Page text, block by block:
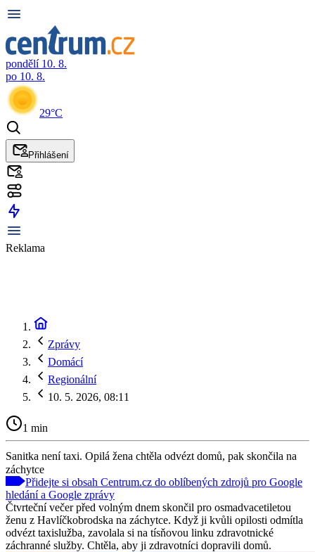
pondělí 10. 8.
po 10. 8.
29°C
Přihlášení
Reklama
Zprávy
Domácí
Regionální
10. 5. 2026, 08:11
1 min
Sanitka není taxi. Opilá žena chtěla odvézt domů, pak skončila na
záchytce
Přidejte si obsah Centrum.cz do oblíbených zdrojů pro Google
hledání a Google zprávy
Čtvrteční večer před volným dnem skončil pro osmadvacetiletou
ženu z Havlíčkobrodska na záchytce. Když ji kvůli opilosti odmítla
odvézt taxislužba, zavolala si na tísňovou linku zdravotnické
záchranné služby. Chtěla, aby ji zdravotníci dopravili domů.